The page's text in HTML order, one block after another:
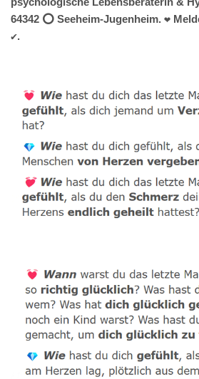
64342 ⭕ Seeheim-Jugenheim. ❤
✔.